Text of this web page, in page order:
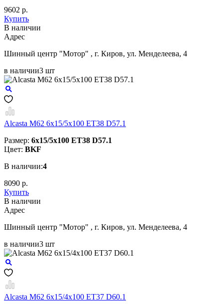
9602 р.
Купить
В наличии
Aдрес
Шинный центр "Мотор" , г. Киров, ул. Менделеева, 4
в наличии3 шт
Alcasta M62 6x15/5x100 ET38 D57.1
Размер: 6x15/5x100 ET38 D57.1
Цвет: BKF
В наличии:4
8090 р.
Купить
В наличии
Aдрес
Шинный центр "Мотор" , г. Киров, ул. Менделеева, 4
в наличии3 шт
Alcasta M62 6x15/4x100 ET37 D60.1